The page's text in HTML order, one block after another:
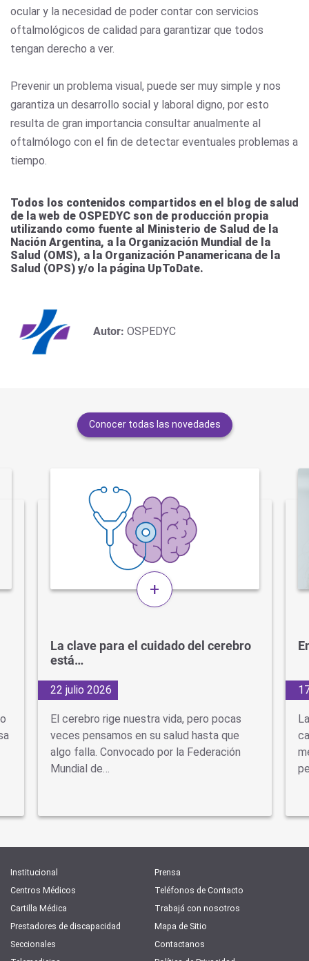
ocular y la necesidad de poder contar con servicios
oftalmológicos de calidad para garantizar que todos
tengan derecho a ver.
Prevenir un problema visual, puede ser muy simple y nos
garantiza un desarrollo social y laboral digno, por esto
resulta de gran importancia consultar anualmente al
oftalmólogo con el fin de detectar eventuales problemas a
tiempo.
Todos los contenidos compartidos en el blog de salud
de la web de OSPEDYC son de producción propia
utilizando como fuente al Ministerio de Salud de la
Nación Argentina, a la Organización Mundial de la
Salud (OMS), a la Organización Panamericana de la
Salud (OPS) y/o la página UpToDate.
Autor: OSPEDYC
Conocer todas las novedades
+
La clave para el cuidado del cerebro
está…
22 julio 2026
El cerebro rige nuestra vida, pero pocas
veces pensamos en su salud hasta que
algo falla. Convocado por la Federación
Mundial de…
Institucional
Centros Médicos
Cartilla Médica
Prestadores de discapacidad
Seccionales
Prensa
Teléfonos de Contacto
Trabajá con nosotros
Mapa de Sitio
Contactanos